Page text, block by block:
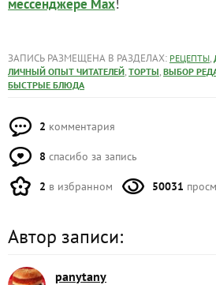
мессенджере Max
ЗАПИСЬ РАЗМЕЩЕНА В РАЗДЕЛАХ: РЕЦЕПТЫ,
ЛИЧНЫЙ ОПЫТ ЧИТАТЕЛЕЙ, ТОРТЫ, ВЫБОР
БЫСТРЫЕ БЛЮДА
2 комментария
8 спасибо за запись
2 в избранном 50031
Автор записи:
panytany